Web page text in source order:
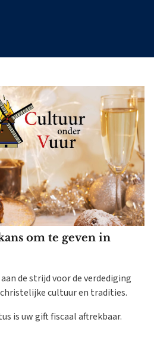
om te geven in
de strijd voor de verdediging
cultuur en tradities.
is uw gift fiscaal aftrekbaar.